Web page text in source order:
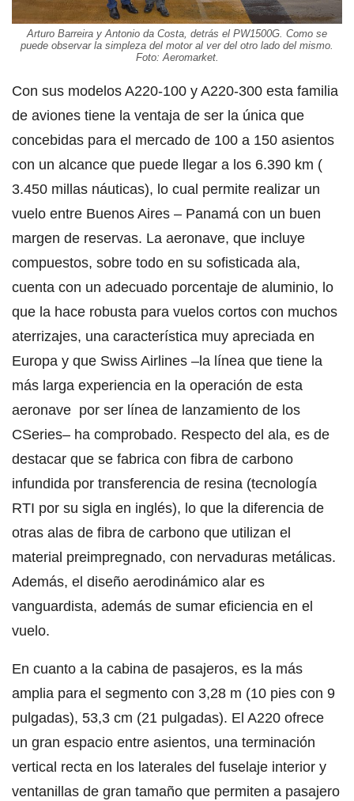
Arturo Barreira y Antonio da Costa, detrás el PW1500G. Como se
puede observar la simpleza del motor al ver del otro lado del mismo.
Foto: Aeromarket.
Con sus modelos A220-100 y A220-300 esta familia
de aviones tiene la ventaja de ser la única que
concebidas para el mercado de 100 a 150 asientos
con un alcance que puede llegar a los 6.390 km (
3.450 millas náuticas), lo cual permite realizar un
vuelo entre Buenos Aires – Panamá con un buen
margen de reservas. La aeronave, que incluye
compuestos, sobre todo en su sofisticada ala,
cuenta con un adecuado porcentaje de aluminio, lo
que la hace robusta para vuelos cortos con muchos
aterrizajes, una característica muy apreciada en
Europa y que Swiss Airlines –la línea que tiene la
más larga experiencia en la operación de esta
aeronave por ser línea de lanzamiento de los
CSeries– ha comprobado. Respecto del ala, es de
destacar que se fabrica con fibra de carbono
infundida por transferencia de resina (tecnología
RTI por su sigla en inglés), lo que la diferencia de
otras alas de fibra de carbono que utilizan el
material preimpregnado, con nervaduras metálicas.
Además, el diseño aerodinámico alar es
vanguardista, además de sumar eficiencia en el
vuelo.
En cuanto a la cabina de pasajeros, es la más
amplia para el segmento con 3,28 m (10 pies con 9
pulgadas), 53,3 cm (21 pulgadas). El A220 ofrece
un gran espacio entre asientos, una terminación
vertical recta en los laterales del fuselaje interior y
ventanillas de gran tamaño que permiten a pasajero